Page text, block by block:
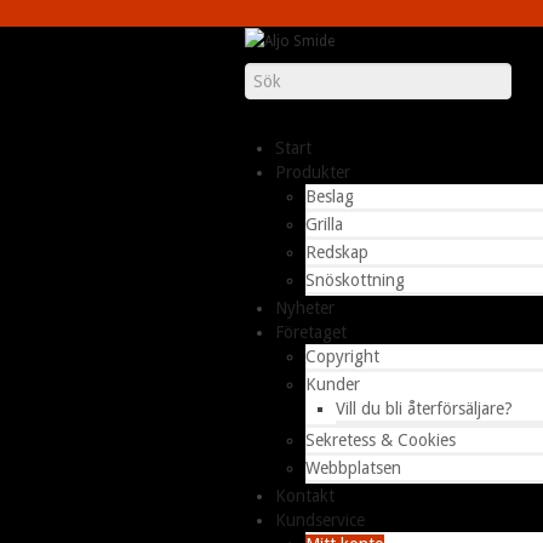
Start
Produkter
Beslag
Grilla
Redskap
Snöskottning
Nyheter
Företaget
Copyright
Kunder
Vill du bli återförsäljare?
Sekretess & Cookies
Webbplatsen
Kontakt
Kundservice